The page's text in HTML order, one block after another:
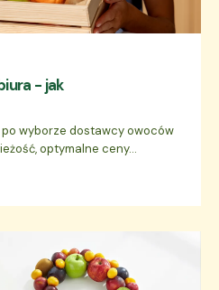
- jak
wyborze dostawcy owoców
optymalne ceny...